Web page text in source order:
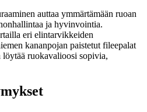
auttaa ymmärtämään ruoan
ja hyvinvointia.
eri elintarvikkeiden
kananpojan paistetut fileepalat
ruokavalioosi sopivia,